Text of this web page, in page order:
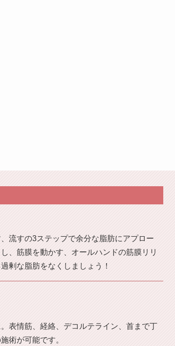
流すの3ステップで余分な脂肪にアプロー
、筋膜を動かす、オールハンドの筋膜リリ
剰な脂肪をなくしましょう！
表情筋、経絡、デコルテライン、首まで丁
術が可能です。